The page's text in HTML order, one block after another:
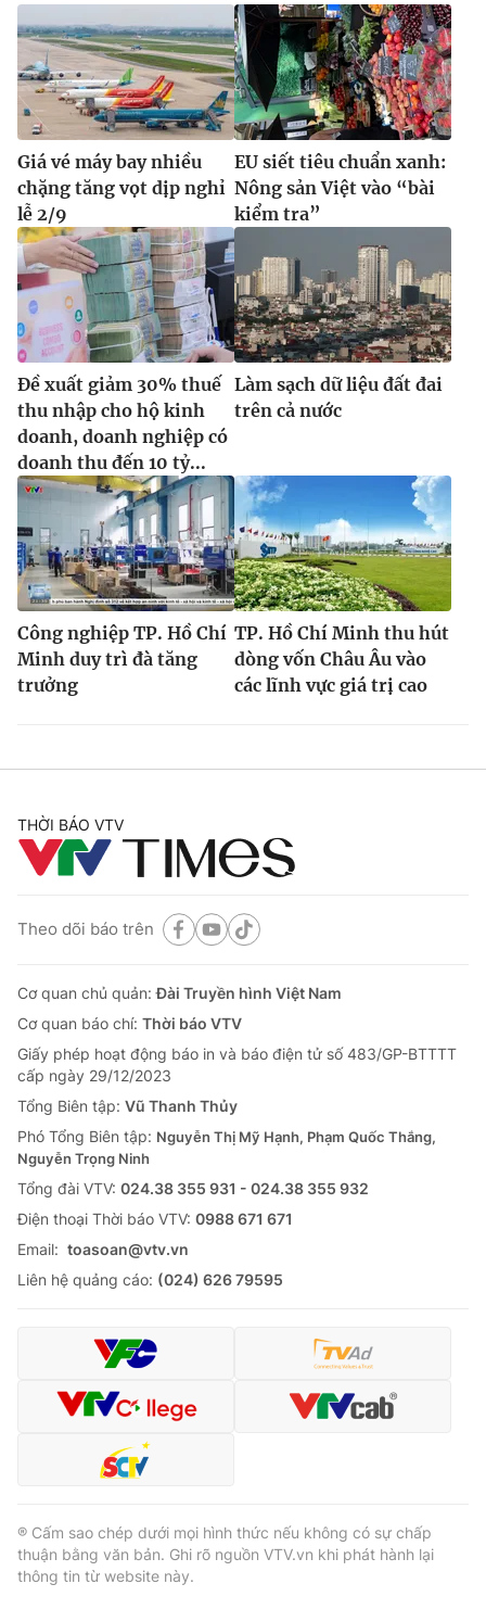
® Cấm sao chép dưới mọi hình thức nếu không có sự chấp
thuận bằng văn bản. Ghi rõ nguồn VTV.vn khi phát hành lại
thông tin từ website này.
Giá vé máy bay nhiều
chặng tăng vọt dịp nghỉ
lễ 2/9
EU siết tiêu chuẩn xanh:
Nông sản Việt vào “bài
kiểm tra”
Đề xuất giảm 30% thuế
thu nhập cho hộ kinh
doanh, doanh nghiệp có
doanh thu đến 10 tỷ...
Làm sạch dữ liệu đất đai
trên cả nước
Công nghiệp TP. Hồ Chí
Minh duy trì đà tăng
trưởng
TP. Hồ Chí Minh thu hút
dòng vốn Châu Âu vào
các lĩnh vực giá trị cao
THỜI BÁO VTV
Theo dõi báo trên
Cơ quan chủ quản:Đài Truyền hình Việt Nam
Cơ quan báo chí: Thời báo VTV
Giấy phép hoạt động báo in và báo điện tử số 483/GP-BTTTT
cấp ngày 29/12/2023
Tổng Biên tập: Vũ Thanh Thủy
Phó Tổng Biên tập: Nguyễn Thị Mỹ Hạnh, Phạm Quốc Thắng,
Nguyễn Trọng Ninh
Tổng đài VTV: 024.38 355 931 - 024.38 355 932
Ðiện thoại Thời báo VTV: 0988 671 671
Email: toasoan@vtv.vn
Liên hệ quảng cáo: (024) 626 79595
® Cấm sao chép dưới mọi hình thức nếu không có sự chấp
thuận bằng văn bản. Ghi rõ nguồn VTV.vn khi phát hành lại
thông tin từ website này.